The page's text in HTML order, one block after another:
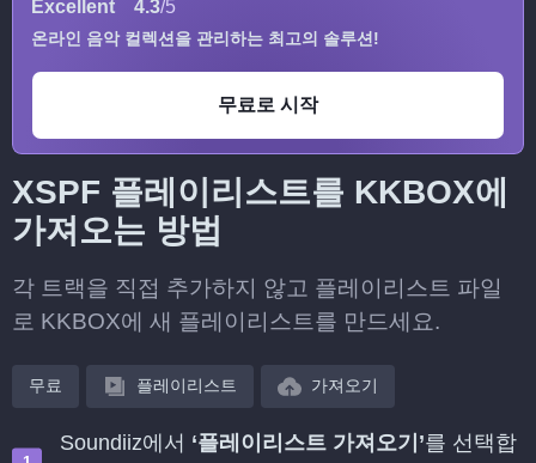
Excellent 4.3/5
온라인 음악 컬렉션을 관리하는 최고의 솔루션!
무료로 시작
XSPF 플레이리스트를 KKBOX에
가져오는 방법
각 트랙을 직접 추가하지 않고 플레이리스트 파일
로 KKBOX에 새 플레이리스트를 만드세요.
무료 플레이리스트 가져오기
Soundiiz에서 ‘플레이리스트 가져오기’를 선택합